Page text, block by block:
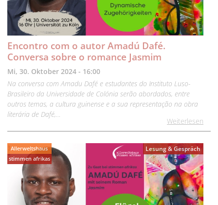
Encontro com o autor Amadú Dafé.
Conversa sobre o romance Jasmim
Mi, 30. Oktober 2024 - 16:00
Na conversa com Amadu Dafé e estudantes do Instituto Luso-
Brasileiro da Universidade de Colónia serão abordados, entre
outros temas, a cultura guinense e a sua representação na obra
literária de Dafé,…
Weiterlesen
Allerweltshaus
stimmen afrikas
Lesung & Gespräch